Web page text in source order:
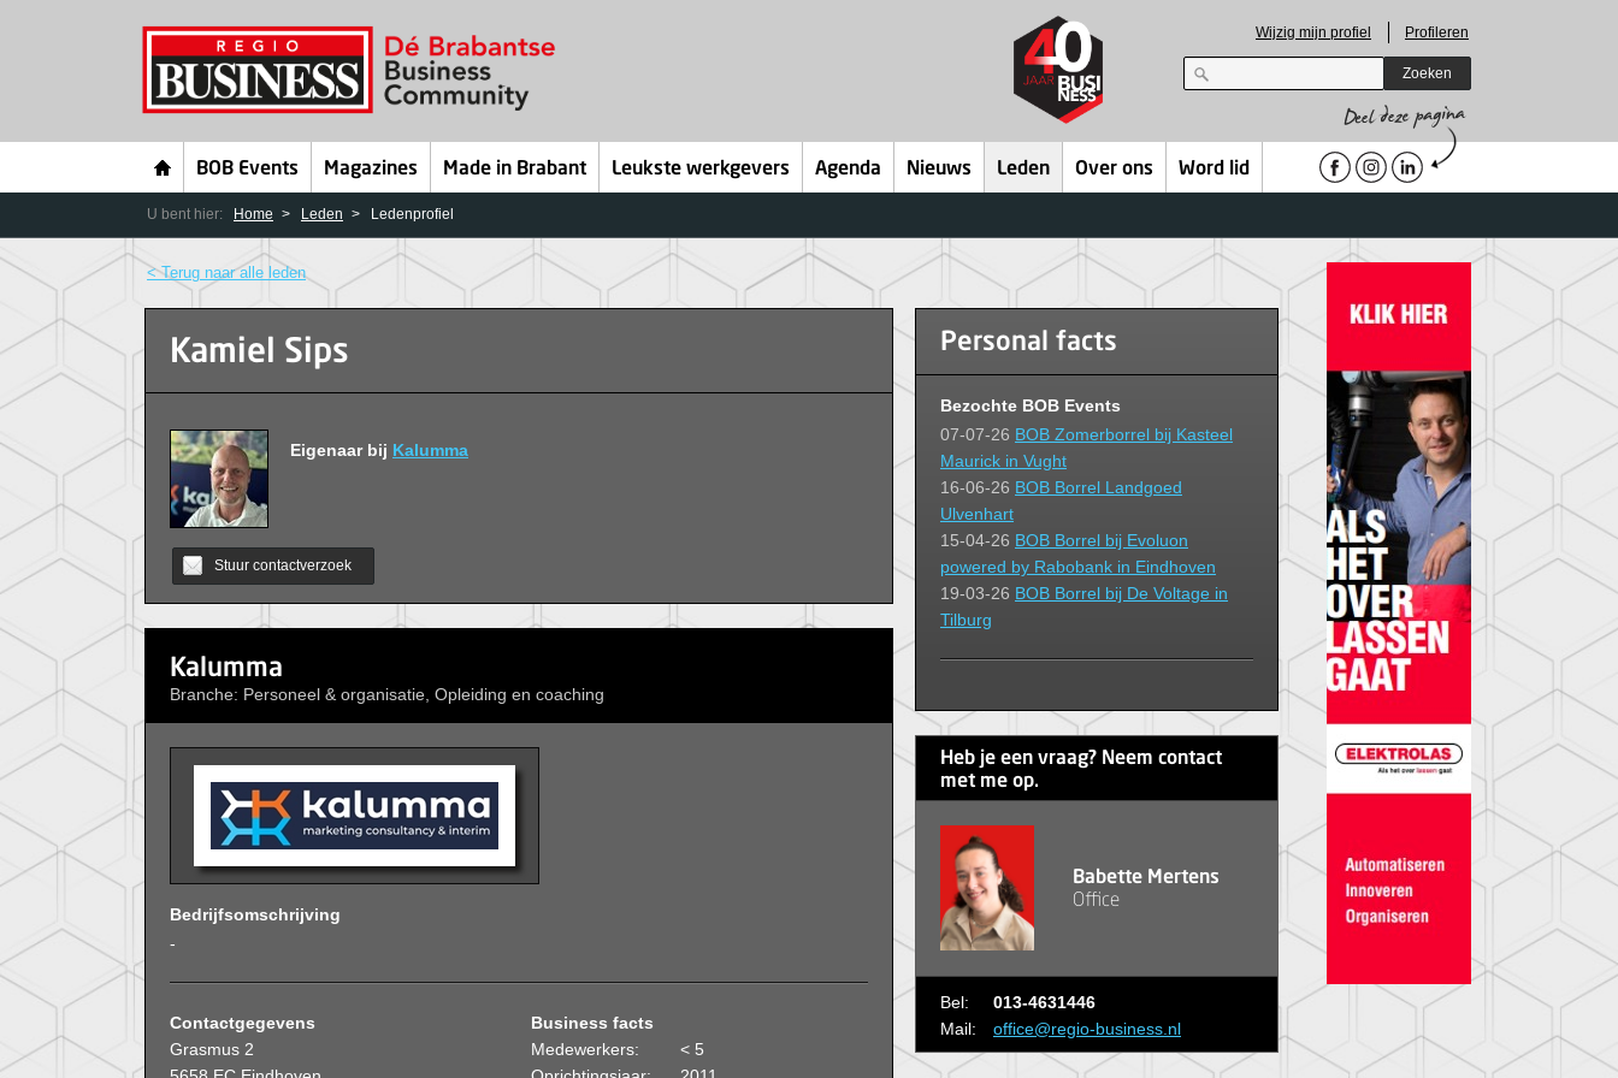
Wijzig mijn profiel Profileren
Zoeken
BOB Events Magazines Made in Brabant Leukste werkgevers Agenda Nieuws Leden Over ons Word lid
U bent hier: Home Leden Ledenprofiel
< Terug naar alle leden
Kamiel Sips
Eigenaar bij Kalumma
Stuur contactverzoek
Kalumma
Branche: Personeel & organisatie, Opleiding en coaching
Bedrijfsomschrijving
-
Contactgegevens
Grasmus 2
Business facts
Medewerkers:
< 5
Personal facts
Bezochte BOB Events
07-07-26 BOB Zomerborrel bij Kasteel
Maurick in Vught
16-06-26 BOB Borrel Landgoed
Ulvenhart
15-04-26 BOB Borrel bij Evoluon
powered by Rabobank in Eindhoven
19-03-26 BOB Borrel bij De Voltage in
Tilburg
Heb je een vraag? Neem contact
met me op.
Babette Mertens
Office
Bel:
013-4631446
Mail:
office@regio-business.nl